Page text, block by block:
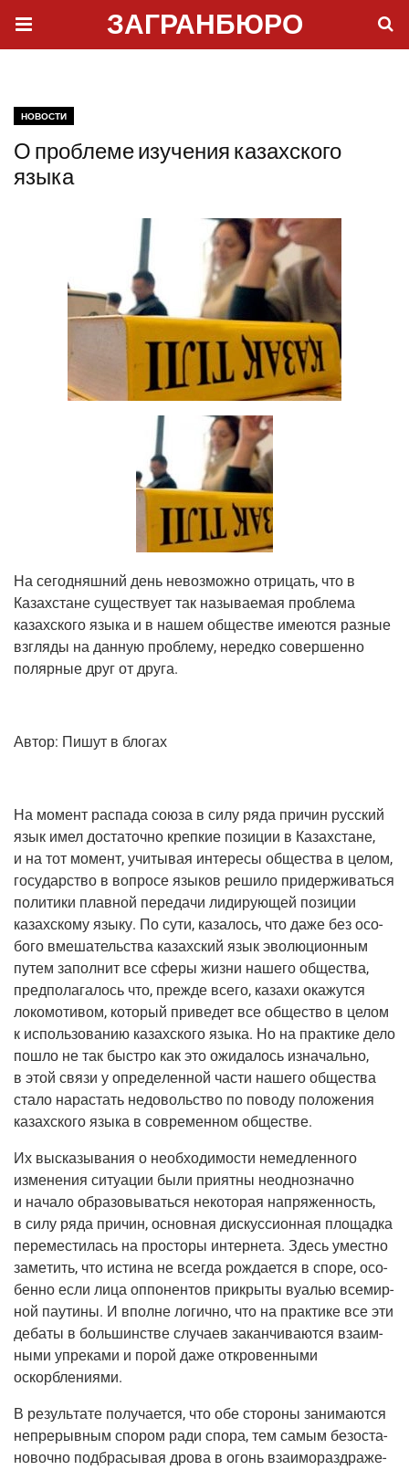
ЗАГРАНБЮРО
НОВОСТИ
О проблеме изучения казахского
языка
На сего­дняш­ний день невоз­мож­но отри­цать, что в
Казах­стане суще­ству­ет так назы­ва­е­мая про­бле­ма
казах­ско­го язы­ка и в нашем обще­стве име­ют­ся раз­ные
взгля­ды на дан­ную про­бле­му, неред­ко совер­шен­но
поляр­ные друг от друга.
Автор: Пишут в блогах
На момент рас­па­да сою­за в силу ряда при­чин рус­ский
язык имел доста­точ­но креп­кие пози­ции в Казах­стане,
и на тот момент, учи­ты­вая инте­ре­сы обще­ства в целом,
госу­дар­ство в вопро­се язы­ков реши­ло при­дер­жи­вать­ся
поли­ти­ки плав­ной пере­да­чи лиди­ру­ю­щей пози­ции
казах­ско­му язы­ку. По сути, каза­лось, что даже без осо­
бо­го вме­ша­тель­ства казах­ский язык эво­лю­ци­он­ным
путем запол­нит все сфе­ры жиз­ни наше­го обще­ства,
пред­по­ла­га­лось что, преж­де все­го, каза­хи ока­жут­ся
локо­мо­ти­вом, кото­рый при­ве­дет все обще­ство в целом
к исполь­зо­ва­нию казах­ско­го язы­ка. Но на прак­ти­ке дело
пошло не так быст­ро как это ожи­да­лось изна­чаль­но,
в этой свя­зи у опре­де­лен­ной части наше­го обще­ства
ста­ло нарас­тать недо­воль­ство по пово­ду поло­же­ния
казах­ско­го язы­ка в совре­мен­ном обществе.
Их выска­зы­ва­ния о необ­хо­ди­мо­сти немед­лен­но­го
изме­не­ния ситу­а­ции были при­ят­ны неод­но­знач­но
и нача­ло обра­зо­вы­вать­ся неко­то­рая напря­жен­ность,
в силу ряда при­чин, основ­ная дис­кус­си­он­ная пло­щад­ка
пере­ме­сти­лась на про­сто­ры интер­не­та. Здесь умест­но
заме­тить, что исти­на не все­гда рож­да­ет­ся в спо­ре, осо­
бен­но если лица оппо­нен­тов при­кры­ты вуа­лью все­мир­
ной пау­ти­ны. И вполне логич­но, что на прак­ти­ке все эти
деба­ты в боль­шин­стве слу­ча­ев закан­чи­ва­ют­ся вза­им­
ны­ми упре­ка­ми и порой даже откро­вен­ны­ми
оскорблениями.
В резуль­та­те полу­ча­ет­ся, что обе сто­ро­ны зани­ма­ют­ся
непре­рыв­ным спо­ром ради спо­ра, тем самым без­оста­
но­воч­но под­бра­сы­вая дро­ва в огонь вза­и­мо­раз­дра­же­